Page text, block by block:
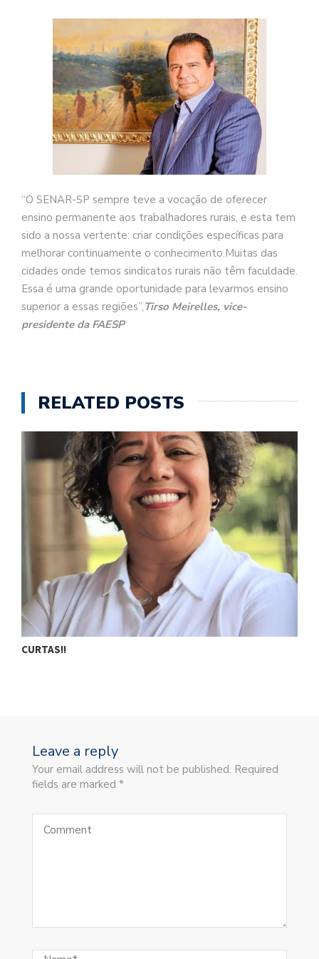
“O SENAR-SP sempre teve a vocação de oferecer
ensino permanente aos trabalhadores rurais, e esta tem
sido a nossa vertente: criar condições específicas para
melhorar continuamente o conhecimento.Muitas das
cidades onde temos sindicatos rurais não têm faculdade.
Essa é uma grande oportunidade para levarmos ensino
superior a essas regiões”,Tirso Meirelles, vice-
presidente da FAESP
RELATED POSTS
CURTAS!!
Leave a reply
Your email address will not be published. Required
fields are marked *